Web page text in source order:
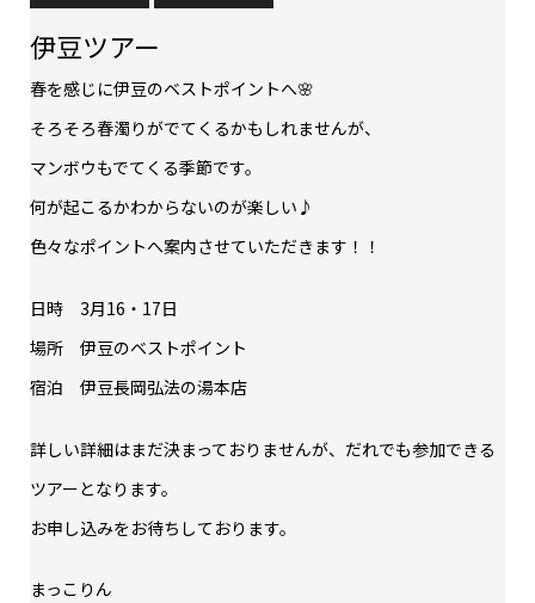
伊豆ツアー
春を感じに伊豆のベストポイントへ🌸
そろそろ春濁りがでてくるかもしれませんが、
マンボウもでてくる季節です。
何が起こるかわからないのが楽しい♪
色々なポイントへ案内させていただきます！！
日時 3月16・17日
場所 伊豆のベストポイント
宿泊 伊豆長岡弘法の湯本店
詳しい詳細はまだ決まっておりませんが、だれでも参加できる
ツアーとなります。
お申し込みをお待ちしております。
まっこりん